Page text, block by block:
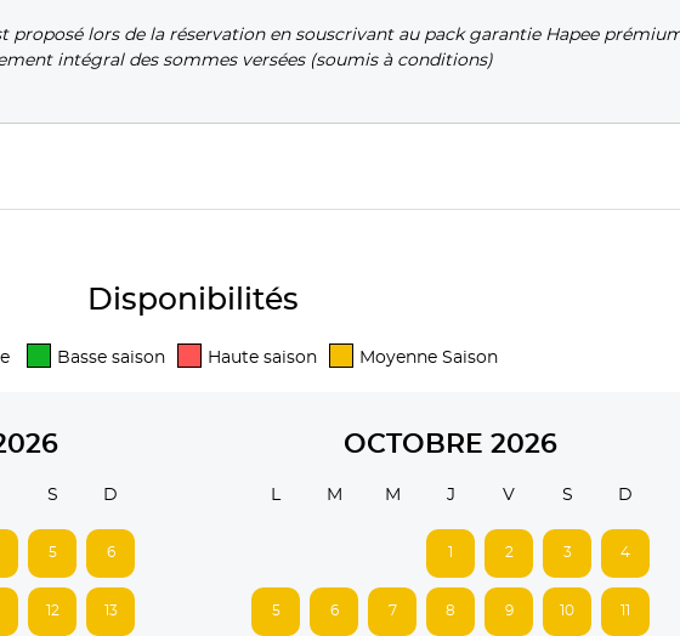
proposé lors de la réservation en souscrivant au pack garantie Hapee
intégral des sommes versées (soumis à conditions)
Disponibilités
Basse saison Haute saison Moyenne Saison
S D
5 6
12 13
OCTOBRE 2026
L M M J V S D
1 2 3 4
5 6 7 8 9 10 11